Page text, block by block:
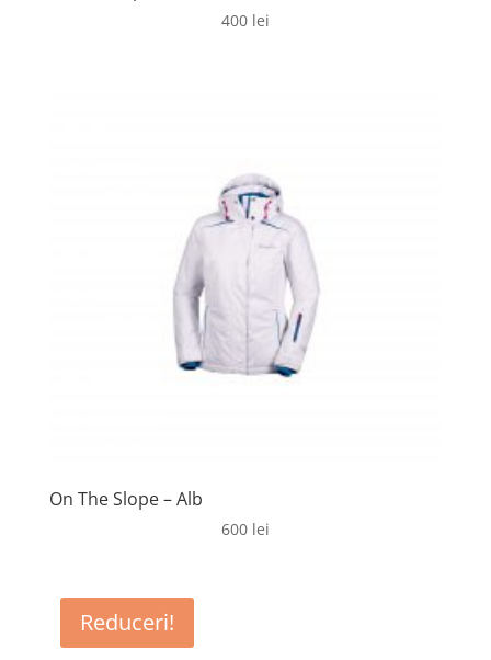
400 lei
On The Slope – Alb
600 lei
Reduceri!